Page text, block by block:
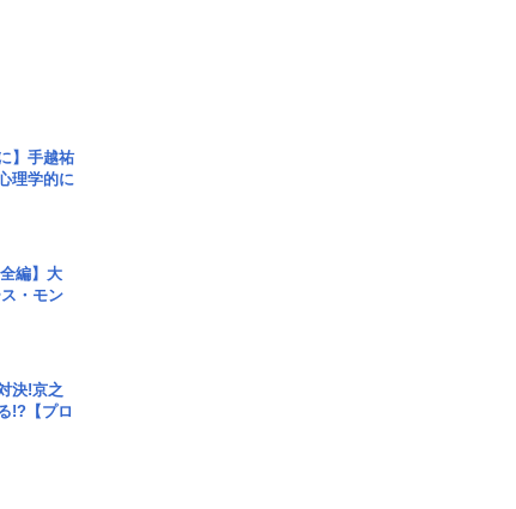
】手越祐
理学的に
編】大
・モン
決!京之
!?【プロ